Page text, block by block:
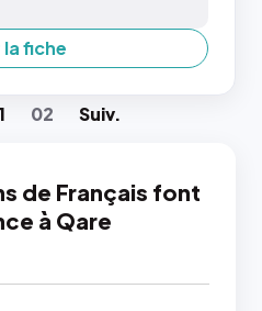
la fiche
02 Suiv.
de Français font
à Qare